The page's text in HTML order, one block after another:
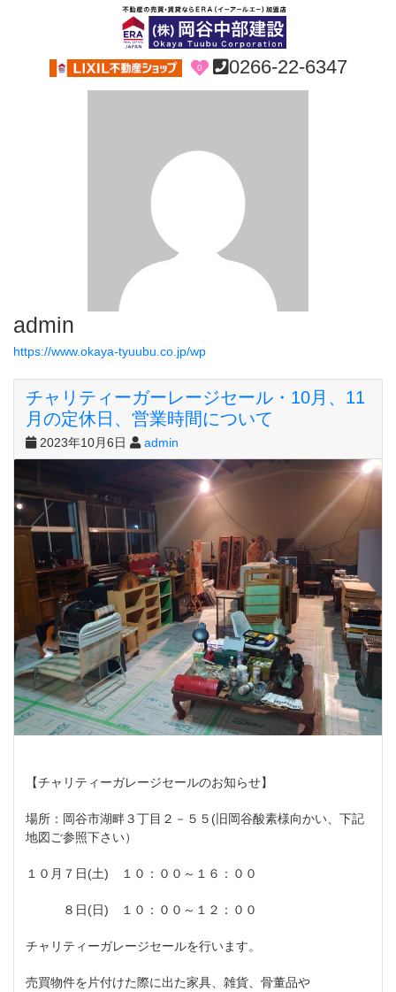
0 0266-22-6347
admin
https://www.okaya-tyuubu.co.jp/wp
チャリティーガーレージセール・10月、11
月の定休日、営業時間について
2023年10月6日 admin
【チャリティーガレージセールのお知らせ】
場所：岡谷市湖畔３丁目２－５５(旧岡谷酸素様向かい、下記
地図ご参照下さい）
１０月７日(土) １０：００～１６：００
８日(日) １０：００～１２：００
チャリティーガレージセールを行います。
売買物件を片付けた際に出た家具、雑貨、骨董品や